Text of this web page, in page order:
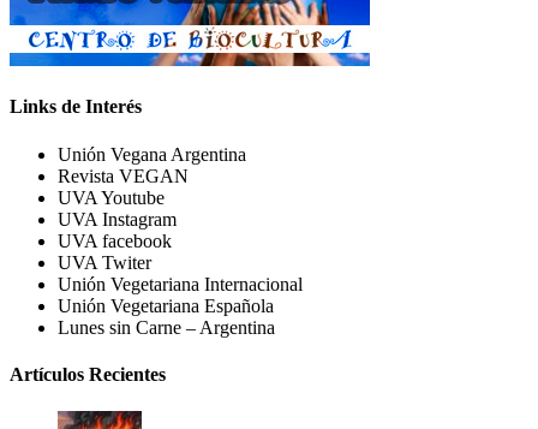
Links de Interés
Unión Vegana Argentina
Revista VEGAN
UVA Youtube
UVA Instagram
UVA facebook
UVA Twiter
Unión Vegetariana Internacional
Unión Vegetariana Española
Lunes sin Carne – Argentina
Artículos Recientes